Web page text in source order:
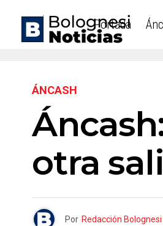
Portada
ÁNCASH
otra
Por Redacción